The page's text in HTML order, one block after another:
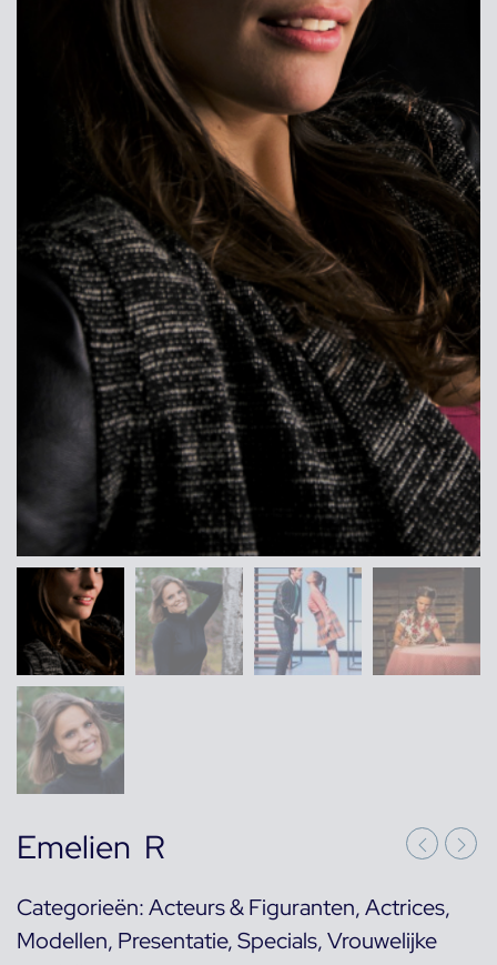
Emelien R
Categorieën:Acteurs & Figuranten,Actrices,
Modellen, Presentatie,Specials,Vrouwelijke